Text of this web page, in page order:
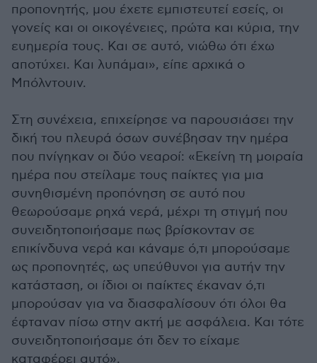
προπονητής, μου έχετε εμπιστευτεί εσείς, οι
γονείς και οι οικογένειες, πρώτα και κύρια, την
ευημερία τους. Και σε αυτό, νιώθω ότι έχω
αποτύχει. Και λυπάμαι», είπε αρχικά ο
Μπόλντουιν.
Στη συνέχεια, επιχείρησε να παρουσιάσει την
δική του πλευρά όσων συνέβησαν την ημέρα
που πνίγηκαν οι δύο νεαροί: «Εκείνη τη μοιραία
ημέρα που στείλαμε τους παίκτες για μια
συνηθισμένη προπόνηση σε αυτό που
θεωρούσαμε ρηχά νερά, μέχρι τη στιγμή που
συνειδητοποιήσαμε πως βρίσκονταν σε
επικίνδυνα νερά και κάναμε ό,τι μπορούσαμε
ως προπονητές, ως υπεύθυνοι για αυτήν την
κατάσταση, οι ίδιοι οι παίκτες έκαναν ό,τι
μπορούσαν για να διασφαλίσουν ότι όλοι θα
έφταναν πίσω στην ακτή με ασφάλεια. Και τότε
συνειδητοποιήσαμε ότι δεν το είχαμε
καταφέρει αυτό».